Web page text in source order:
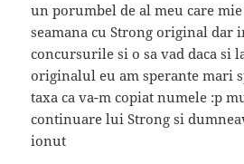
un porumbel de al meu care mie
seamana cu Strong original dar
concursurile si o sa vad daca si
originalul eu am sperante mari
taxa ca va-m copiat numele :p
continuare lui Strong si
ionut